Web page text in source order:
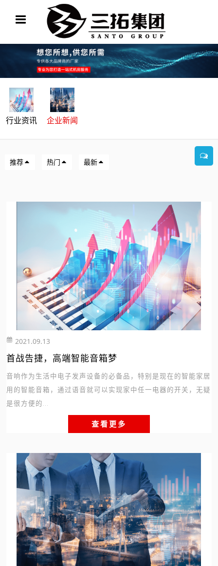
行业资讯 企业新闻
推荐 热门 最新
2021.09.13
首战告捷，高端智能音箱梦
音响作为生活中电子发声设备的必备品，特别是现在的智能家居
用的智能音箱，通过语音就可以实现家中任一电器的开关，无疑
是很方便的...
查看更多